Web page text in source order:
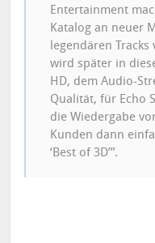
Entertainment
Katalog an neuer
legendären
wird später in
HD, dem Audio-
Qualität, für Echo
die Wiedergabe
Kunden dann
‘Best of 3D’”.